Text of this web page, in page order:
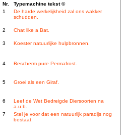
Nr.
Typemachine tekst ©
1
De harde werkelijkheid zal ons wakker
schudden.
2 Chat like a Bat.
3 Koester natuurlijke hulpbronnen.
4 Bescherm pure Permafrost.
5 Groei als een Giraf.
6
Leef de Wet Bedreigde Diersoorten na
a.u.b.
7
Stel je voor dat een natuurlijk paradijs nog
bestaat.